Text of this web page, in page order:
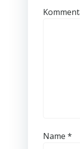
Name *